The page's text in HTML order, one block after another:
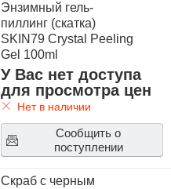
Энзимный гель-
пиллинг (скатка)
SKIN79 Crystal Peeling
Gel 100ml
У Вас нет доступа
для просмотра цен
Нет в наличии
Сообщить о
поступлении
Скраб с черным